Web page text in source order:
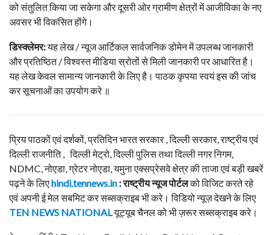
को संतुलित किया जा सकेगा और दूसरी ओर ग्रामीण क्षेत्रों में आजीविका के नए
अवसर भी विकसित होंगे।
डिस्क्लेमर:यह लेख / न्यूज आर्टिकल सार्वजनिक डोमेन में उपलब्ध जानकारी
और प्रतिष्ठित / विश्वस्त मीडिया स्रोतों से मिली जानकारी पर आधारित है।
यह लेख केवल सामान्य जानकारी के लिए है। पाठक कृपया स्वयं इस की जांच
कर सूचनाओं का उपयोग करे ॥
प्रिय पाठकों एवं दर्शकों, प्रतिदिन भारत सरकार , दिल्ली सरकार, राष्ट्रीय एवं
दिल्ली राजनीति , दिल्ली मेट्रो, दिल्ली पुलिस तथा दिल्ली नगर निगम,
NDMC, नोएडा, ग्रेटर नोएडा, यमुना एक्सप्रेसवे क्षेत्र की ताजा एवं बड़ी खबरें
पढ़ने के लिएhindi.tennews.in : राष्ट्रीय न्यूज पोर्टलको विजिट करते रहे
एवं अपनी ई मेल सबमिट कर सब्सक्राइब भी करे। विडियो न्यूज़ देखने के लिए
TEN NEWS NATIONALयूट्यूब चैनल को भी ज़रूर सब्सक्राइब करे।